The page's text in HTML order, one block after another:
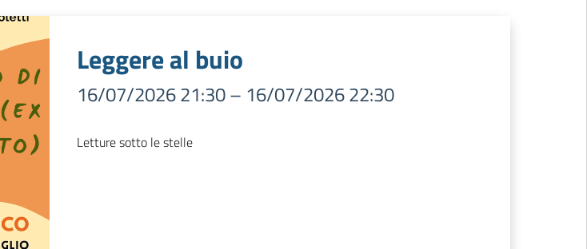
Leggere al buio
16/07/2026 21:30– 16/07/2026 22:30
Letture sotto le stelle